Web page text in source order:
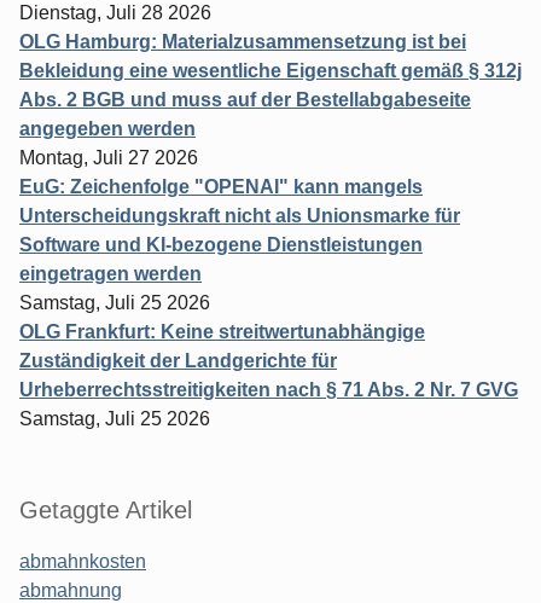
Dienstag, Juli 28 2026
OLG Hamburg: Materialzusammensetzung ist bei
Bekleidung eine wesentliche Eigenschaft gemäß § 312j
Abs. 2 BGB und muss auf der Bestellabgabeseite
angegeben werden
Montag, Juli 27 2026
EuG: Zeichenfolge "OPENAI" kann mangels
Unterscheidungskraft nicht als Unionsmarke für
Software und KI-bezogene Dienstleistungen
eingetragen werden
Samstag, Juli 25 2026
OLG Frankfurt: Keine streitwertunabhängige
Zuständigkeit der Landgerichte für
Urheberrechtsstreitigkeiten nach § 71 Abs. 2 Nr. 7 GVG
Samstag, Juli 25 2026
Getaggte Artikel
abmahnkosten
abmahnung